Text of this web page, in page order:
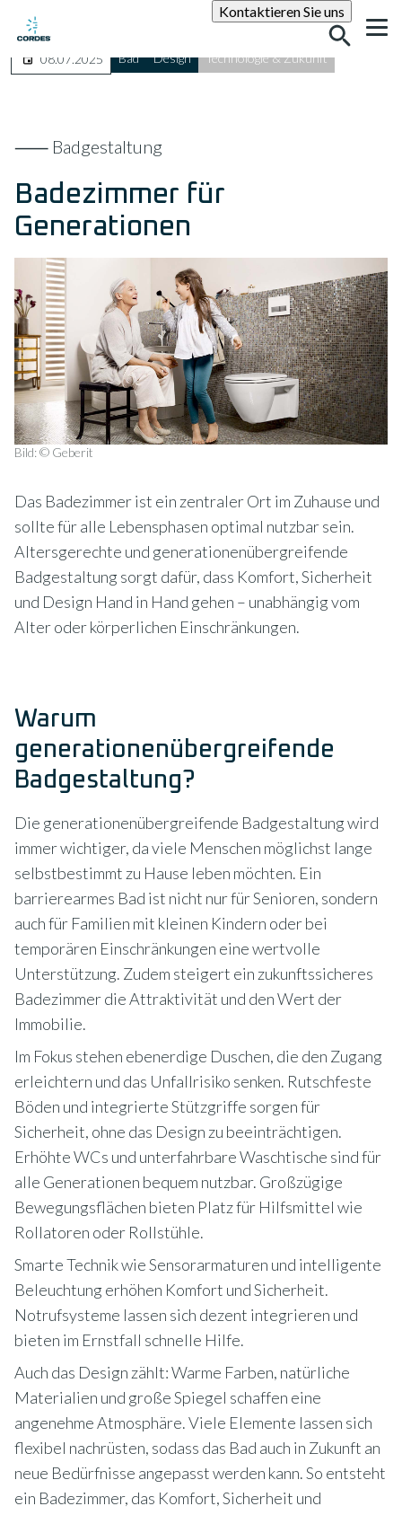
Kontaktieren Sie unsSuche
08.07.2025 Bad Design Technologie & Zukunft
⸺ Badgestaltung
Badezimmer für
Generationen
Bild: © Geberit
Das Badezimmer ist ein zentraler Ort im Zuhause und
sollte für alle Lebensphasen optimal nutzbar sein.
Altersgerechte und generationenübergreifende
Badgestaltung sorgt dafür, dass Komfort, Sicherheit
und Design Hand in Hand gehen – unabhängig vom
Alter oder körperlichen Einschränkungen.
Warum
generationenübergreifende
Badgestaltung?
Die generationenübergreifende Badgestaltung wird
immer wichtiger, da viele Menschen möglichst lange
selbstbestimmt zu Hause leben möchten. Ein
barrierearmes Bad ist nicht nur für Senioren, sondern
auch für Familien mit kleinen Kindern oder bei
temporären Einschränkungen eine wertvolle
Unterstützung. Zudem steigert ein zukunftssicheres
Badezimmer die Attraktivität und den Wert der
Immobilie.
Im Fokus stehen ebenerdige Duschen, die den Zugang
erleichtern und das Unfallrisiko senken. Rutschfeste
Böden und integrierte Stützgriffe sorgen für
Sicherheit, ohne das Design zu beeinträchtigen.
Erhöhte WCs und unterfahrbare Waschtische sind für
alle Generationen bequem nutzbar. Großzügige
Bewegungsflächen bieten Platz für Hilfsmittel wie
Rollatoren oder Rollstühle.
Smarte Technik wie Sensorarmaturen und intelligente
Beleuchtung erhöhen Komfort und Sicherheit.
Notrufsysteme lassen sich dezent integrieren und
bieten im Ernstfall schnelle Hilfe.
Auch das Design zählt: Warme Farben, natürliche
Materialien und große Spiegel schaffen eine
angenehme Atmosphäre. Viele Elemente lassen sich
flexibel nachrüsten, sodass das Bad auch in Zukunft an
neue Bedürfnisse angepasst werden kann. So entsteht
ein Badezimmer, das Komfort, Sicherheit und